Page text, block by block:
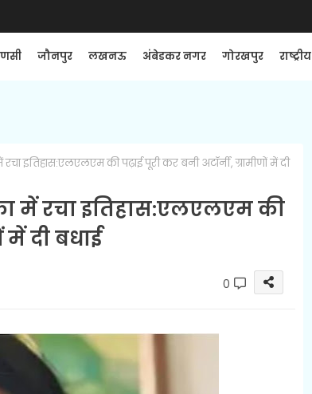
जौनपुर लखनऊ अंबेडकर नगर गोरखपुर राष्ट्रीय
इतिहास:एलएलएम की पढ़ाई पूरी कर बनी अटॉर्नी, ग्रामीणों में दी
में रचा इतिहास:एलएलएम की
में दी बधाई
0